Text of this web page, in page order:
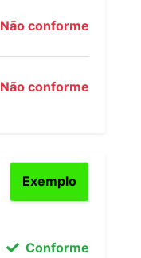
Não conforme
Não conforme
Exemplo
Conforme